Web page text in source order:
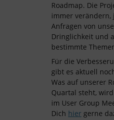
Roadmap. Die
immer verändern,
Anfragen von
Dringlichkeit und
bestimmte
Für die
gibt es aktuell
Was auf unserer
Quartal steht,
im User Group
Dich hier gerne